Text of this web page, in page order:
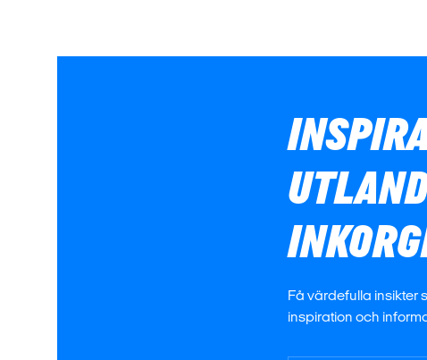
Få värdefulla insikter
inspiration och